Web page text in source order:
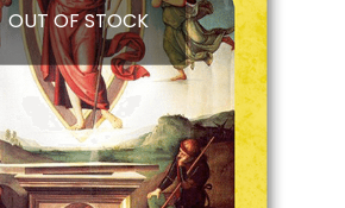
OUT OF STOCK